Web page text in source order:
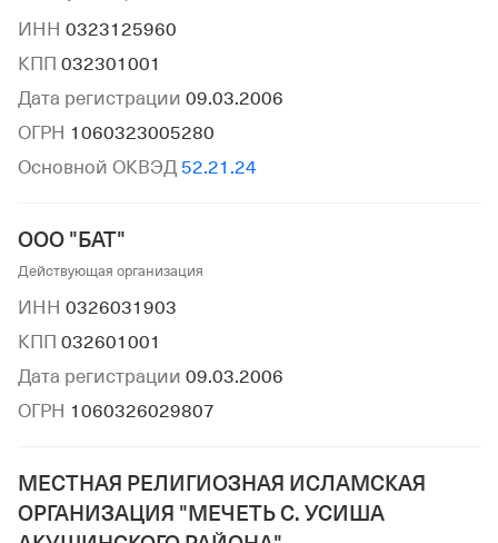
ИНН 0323125960
КПП 032301001
Дата регистрации 09.03.2006
ОГРН 1060323005280
Основной ОКВЭД 52.21.24
ООО "БАТ"
Действующая организация
ИНН 0326031903
КПП 032601001
Дата регистрации 09.03.2006
ОГРН 1060326029807
МЕСТНАЯ РЕЛИГИОЗНАЯ ИСЛАМСКАЯ
ОРГАНИЗАЦИЯ "МЕЧЕТЬ С. УСИША